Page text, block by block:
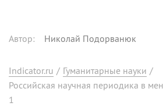
Автор: Николай Подорванюк
Indicator.ru / Гуманитарные науки /
Российская научная периодика в
1